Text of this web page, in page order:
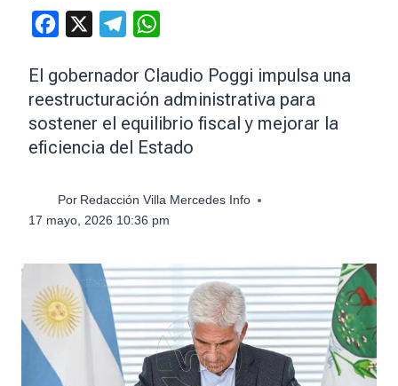
Facebook Telegram
El gobernador Claudio Poggi impulsa una
reestructuración administrativa para
sostener el equilibrio fiscal y mejorar la
eficiencia del Estado
Por Redacción Villa Mercedes Info
17 mayo, 2026 10:36 pm